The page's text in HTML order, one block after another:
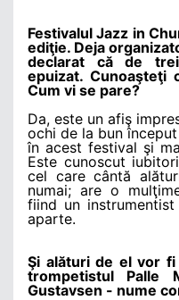
Festivalul Jazz in
ediţie. Deja
declarat că de
epuizat. Cunoaşteţi
Cum vi se pare?
Da, este un afiş
ochi de la bun
în acest festival şi
Este cunoscut
cel care cântă
numai; are o
fiind un
aparte.
Şi alături de el vor fi
trompetistul Palle
Gustavsen - nume